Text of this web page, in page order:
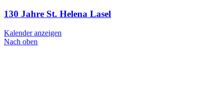
130 Jahre St. Helena Lasel
Kalender anzeigen
Nach oben